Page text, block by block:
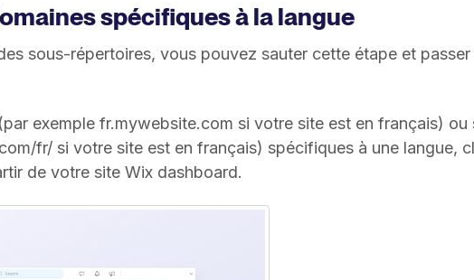
spécifiques à la langue
sous-répertoires, vous pouvez sauter cette étape et passer
exemple fr.mywebsite.com si votre site est en français) ou
fr/ si votre site est en français) spécifiques à une langue,
de votre site Wix dashboard.